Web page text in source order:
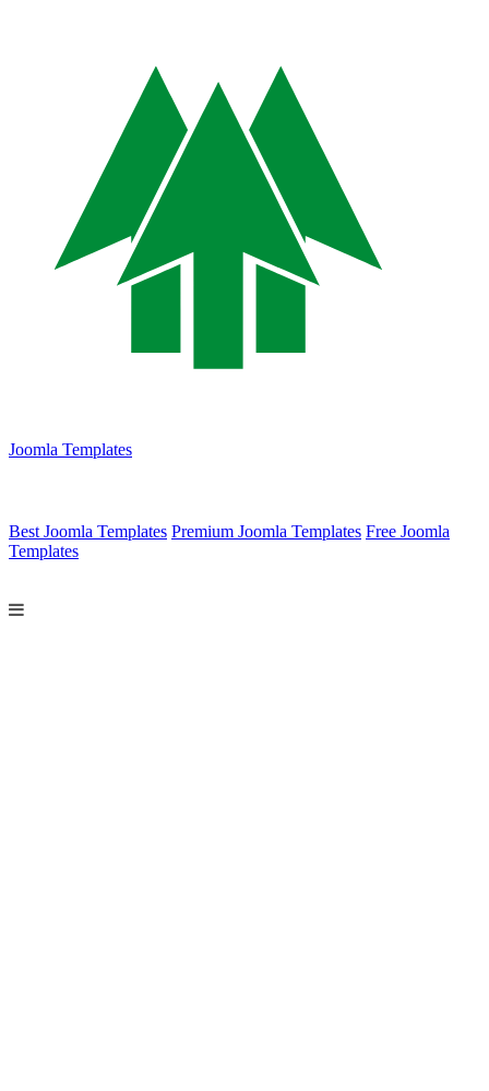
Joomla Templates
Best Joomla Templates Premium Joomla Templates Free Joomla
Templates